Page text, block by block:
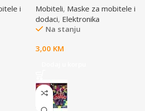
i
65x100mm
Mobiteli, Maske za mobitele i
dodaci, Elektronika
Na stanju
3,00 KM